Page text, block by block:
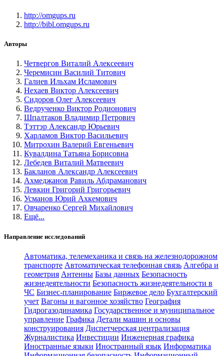
http://omgups.ru
http://bibl.omgups.ru
Авторы
Четвергов Виталий Алексеевич
Черемисин Василий Титович
Галиев Ильхам Исламович
Нехаев Виктор Алексеевич
Сидоров Олег Алексеевич
Ведрученко Виктор Родионович
Шпалтаков Владимир Петрович
Тэттэр Александр Юрьевич
Харламов Виктор Васильевич
Митрохин Валерий Евгеньевич
Кувалдина Татьяна Борисовна
Лебедев Виталий Матвеевич
Бакланов Александр Алексеевич
Ахмеджанов Равиль Абдраманович
Левкин Григорий Григорьевич
Усманов Юрий Ахкемович
Овчаренко Сергей Михайлович
Ещё...
Направление исследований
Автоматика, телемеханика и связь на железнодорожном
транспорте Автоматическая телефонная связь Алгебра и
геометрия Антенны Базы данных Безопасность
жизнедеятельности Безопасность жизнедеятельности в
ЧС Бизнес-планирование Биржевое дело Бухгалтерский
учет Вагоны и вагонное хозяйство География
Гидрогазодинамика Государственное и муниципальное
управление Графика Детали машин и основы
конструирования Диспетчерская централизация
Журналистика Инвестиции Инженерная графика
Иностранные языки Иностранный язык Информатика